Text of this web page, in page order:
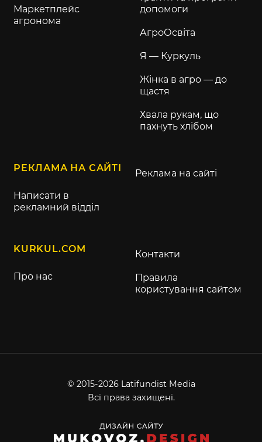
Маркетплейс
агронома
допомоги
АгроОсвіта
Я — Куркуль
Жінка в агро — до
щастя
Хвала рукам, що
пахнуть хлібом
РЕКЛАМА НА САЙТІ
Написати в
рекламний відділ
Реклама на сайті
KURKUL.COM
Про нас
Контакти
Правила
користування сайтом
© 2015-2026 Latifundist Media
Всі права захищені.